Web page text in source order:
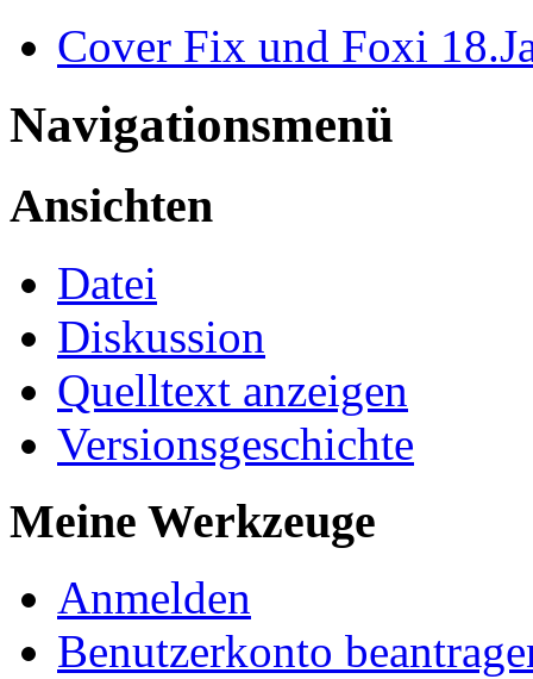
Cover Fix und Foxi
Navigationsmenü
Ansichten
Datei
Diskussion
Quelltext anzeigen
Versionsgeschichte
Meine Werkzeuge
Anmelden
Benutzerkonto